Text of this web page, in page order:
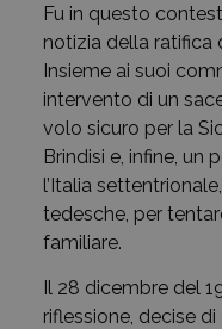
Fu in questo
notizia della ratifica
Insieme ai suoi
intervento di un
volo sicuro per la
Brindisi e, infine, un
l’Italia
tedesche, per
familiare.
Il 28 dicembre del
riflessione, decise